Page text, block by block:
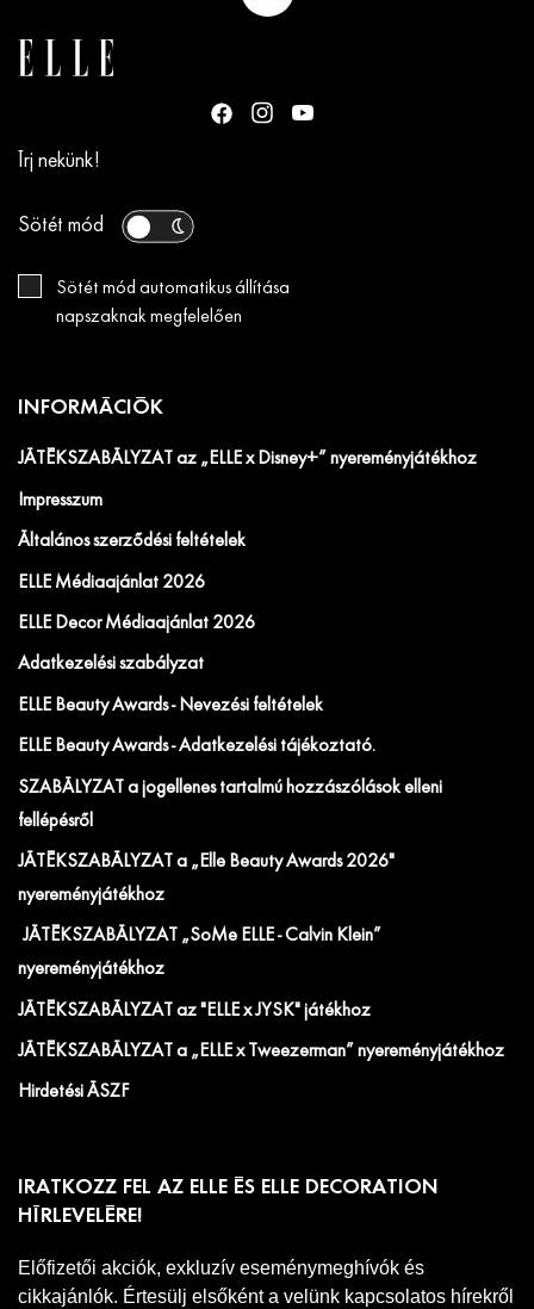
Írj nekünk!
Sötét mód
Sötét mód automatikus állítása
napszaknak megfelelően
INFORMÁCIÓK
JÁTÉKSZABÁLYZAT az „ELLE x Disney+” nyereményjátékhoz
Impresszum
Általános szerződési feltételek
ELLE Médiaajánlat 2026
ELLE Decor Médiaajánlat 2026
Adatkezelési szabályzat
ELLE Beauty Awards - Nevezési feltételek
ELLE Beauty Awards - Adatkezelési tájékoztató.
SZABÁLYZAT a jogellenes tartalmú hozzászólások elleni
fellépésről
JÁTÉKSZABÁLYZAT a „Elle Beauty Awards 2026"
nyereményjátékhoz
JÁTÉKSZABÁLYZAT „SoMe ELLE - Calvin Klein”
nyereményjátékhoz
JÁTÉKSZABÁLYZAT az "ELLE x JYSK" játékhoz
JÁTÉKSZABÁLYZAT a „ELLE x Tweezerman” nyereményjátékhoz
Hirdetési ÁSZF
IRATKOZZ FEL AZ ELLE ÉS ELLE DECORATION
HÍRLEVELÉRE!
Előfizetői akciók, exkluzív eseménymeghívók és
cikkajánlók. Értesülj elsőként a velünk kapcsolatos hírekről